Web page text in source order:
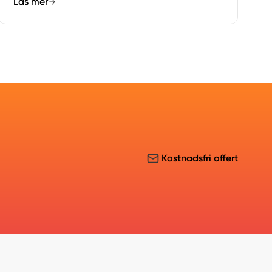
Kostnadsfri offert